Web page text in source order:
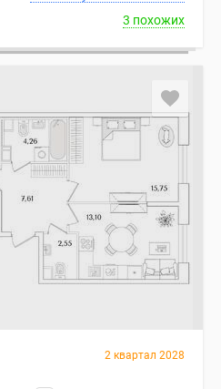
3 похожих
2 квартал 2028